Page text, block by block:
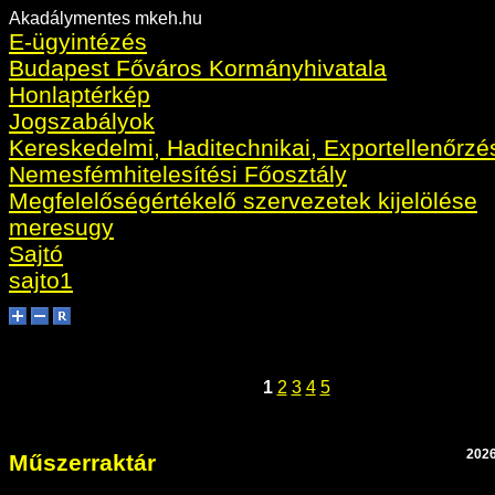
Akadálymentes mkeh.hu
E-ügyintézés
Budapest Főváros Kormányhivatala
Honlaptérkép
Jogszabályok
Kereskedelmi, Haditechnikai,
Nemesfémhitelesítési Főosztály
Megfelelőségértékelő szervezetek kijelölése
meresugy
Sajtó
sajto1
1 2 3 4 5
Műszerraktár